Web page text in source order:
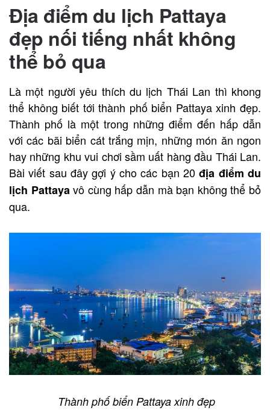
Địa điểm du lịch Pattaya
đẹp nối tiếng nhất không
thể bỏ qua
Là một người yêu thích du lịch Thái Lan thì khong
thể không biết tới thành phố biển Pattaya xinh đẹp.
Thành phố là một trong những điểm đến hấp dẫn
với các bãi biển cát trắng mịn, những món ăn ngon
hay những khu vui chơi sầm uất hàng đầu Thái Lan.
Bài viết sau đây gợi ý cho các bạn 20địa điểm du
lịch Pattaya vô cùng hấp dẫn mà bạn không thể bỏ
qua.
Thành phố biển Pattaya xinh đẹp